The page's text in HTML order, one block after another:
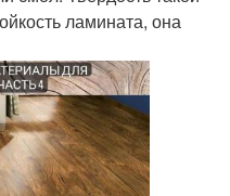
ламината, она